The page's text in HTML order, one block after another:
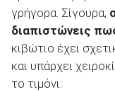
γρήγορα. Σίγουρα,
διαπιστώνεις
κιβώτιο έχει
και υπάρχει
το τιμόνι.